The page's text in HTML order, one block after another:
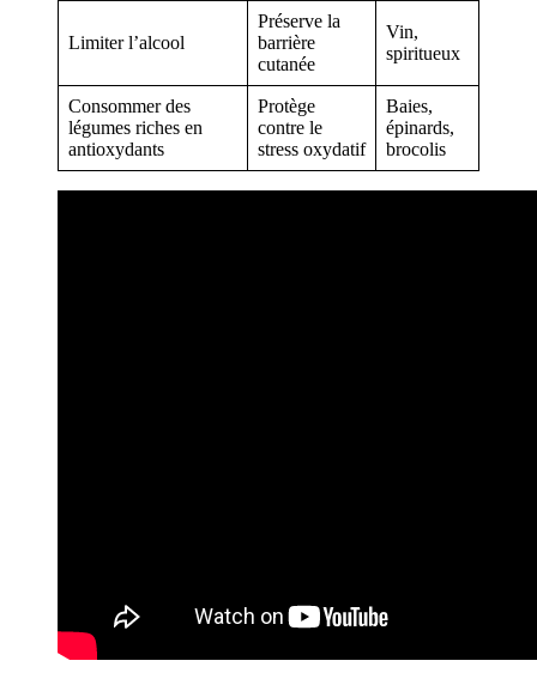
Limiter l’alcool
Préserve la
barrière
cutanée
Vin,
spiritueux
Consommer des
légumes riches en
antioxydants
Protège
contre le
stress oxydatif
Baies,
épinards,
brocolis